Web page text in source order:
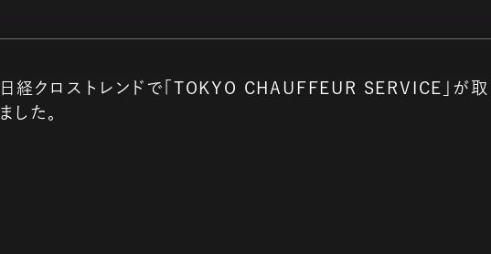
日経クロストレンドで「TOKYO CHAUFFEUR SERVICE」が取
ました。